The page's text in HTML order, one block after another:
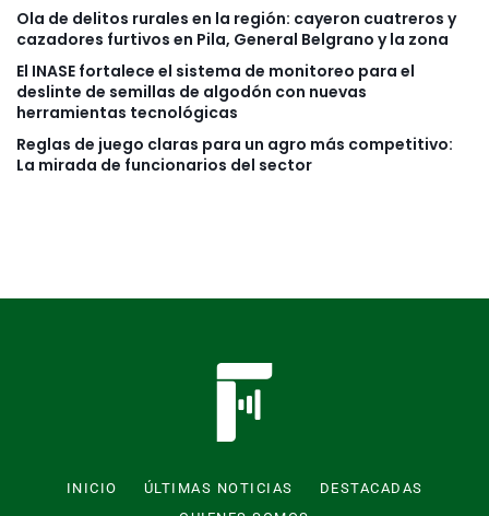
Ola de delitos rurales en la región: cayeron cuatreros y
cazadores furtivos en Pila, General Belgrano y la zona
El INASE fortalece el sistema de monitoreo para el
deslinte de semillas de algodón con nuevas
herramientas tecnológicas
Reglas de juego claras para un agro más competitivo:
La mirada de funcionarios del sector
INICIO ÚLTIMAS NOTICIAS
DESTACADAS